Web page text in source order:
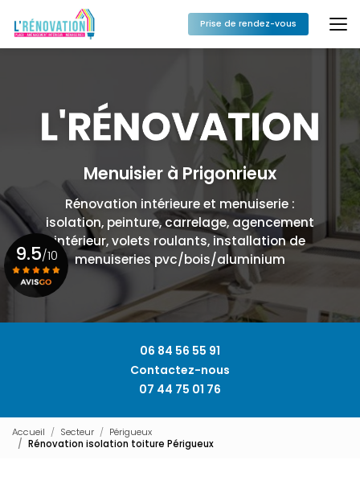
au
contenu
principal
Prise de rendez-vous
Menuisier à Prigonrieux
Rénovation intérieure et menuiserie :
isolation, peinture, carrelage, agencement
intérieur, volets roulants, installation de
menuiseries pvc/bois/aluminium
06 84 56 55 91
Contactez-nous
07 44 75 01 76
9.5/10
Accueil Secteur
Périgueux
Rénovation isolation toiture Périgueux